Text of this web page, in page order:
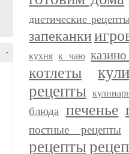
-
диетические
запеканки
кухня к чаю
котлеты
рецепты
блюда печенье
постные рецепты
рецепты